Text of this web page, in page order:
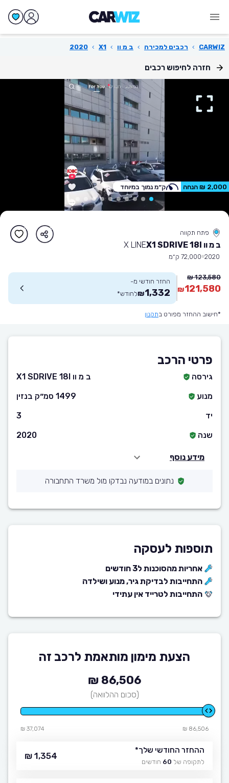
CARWIZ
› רכבים למכירה › ב מ וו ›
X1
›
2020
חזרה לחיפוש רכבים
2,000 ₪ הנחה ק״מ נמוך במיוחד
פתח תקווה
ב מ וו X1 SDRIVE 18I X LINE
2020 72,000 ק״מ
123,580 ₪
121,580
₪
החזר חודשי מ-
1,332
₪לחודש*
*חישוב ההחזר מפורט בתקנון
פרטי הרכב
גירסה
ב מ וו X1 SDRIVE 18I
מנוע
1499 סמ״ק בנזין
יד
3
שנה
2020
מידע נוסף
נתונים במודעה נבדקו מול משרד התחבורה
תוספות לעסקה
אחריות מהסוכנות ל3 חודשים
התחייבות לבדיקת גיר, מנוע ושילדה
התחייבות לטרייד אין עתידי
הצעת מימון מותאמת לרכב זה
86,506 ₪
(סכום ההלוואה)
86,506 ₪
37,074 ₪
ההחזר החודשי שלך*
לתקופה של 60 חודשים
1,354 ₪